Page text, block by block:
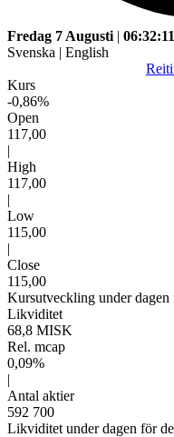
Fredag 7 Augusti | 06:32:11
Svenska | English
Kurs
-0,86%
Open
117,00
|
High
117,00
|
Low
115,00
|
Close
115,00
Kursutveckling under dagen
Likviditet
68,8 MISK
Rel. mcap
0,09%
|
Antal aktier
592 700
Likviditet under dagen för